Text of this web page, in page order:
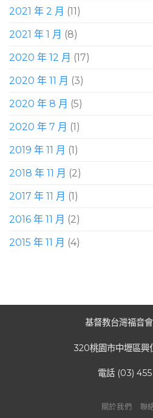
2021 年 2 月 (11)
2021 年 1 月 (8)
2020 年 12 月 (17)
2020 年 11 月 (3)
2020 年 8 月 (5)
2020 年 7 月 (1)
2019 年 11 月 (1)
2018 年 11 月 (2)
2017 年 11 月 (1)
2016 年 11 月 (2)
2015 年 11 月 (4)
基督教台灣福音
320桃園市中壢區興
電話 (03)
關於我們 聯